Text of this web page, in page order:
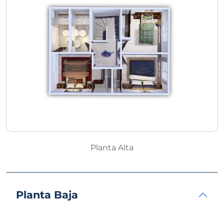
Planta Alta
Planta Baja